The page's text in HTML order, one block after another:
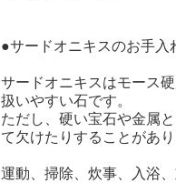
●サードオニキスのお手入
サードオニキスはモース
扱いやすい石です。
ただし、硬い宝石や金属
て欠けたりすることがあ
運動、掃除、炊事、入浴